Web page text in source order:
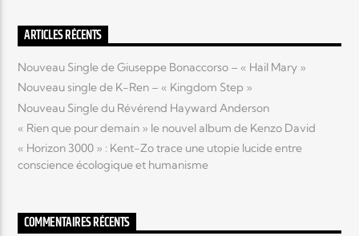
Elyon Kids
ARTICLES RÉCENTS
Nouveau Single de Giuseppe Bonaccorso – « Hail Mary »
Nouveau single de K-Ren – « Kingdom Step »
Nouveau Single du Révérend Hayward Anderson
« Rien que pour demain » le nouvel album de Kenzo David
« Horizon 3000 » : Kent-Zo trace une utopie lucide entre
conscience écologique et humanisme
COMMENTAIRES RÉCENTS